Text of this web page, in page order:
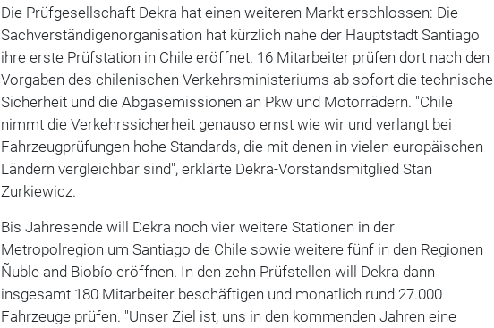
Die Prüfgesellschaft Dekra hat einen weiteren Markt erschlossen: Die
Sachverständigenorganisation hat kürzlich nahe der Hauptstadt Santiago
ihre erste Prüfstation in Chile eröffnet. 16 Mitarbeiter prüfen dort nach den
Vorgaben des chilenischen Verkehrsministeriums ab sofort die technische
Sicherheit und die Abgasemissionen an Pkw und Motorrädern. "Chile
nimmt die Verkehrssicherheit genauso ernst wie wir und verlangt bei
Fahrzeugprüfungen hohe Standards, die mit denen in vielen europäischen
Ländern vergleichbar sind", erklärte Dekra-Vorstandsmitglied Stan
Zurkiewicz.
Bis Jahresende will Dekra noch vier weitere Stationen in der
Metropolregion um Santiago de Chile sowie weitere fünf in den Regionen
Ñuble and Biobío eröffnen. In den zehn Prüfstellen will Dekra dann
insgesamt 180 Mitarbeiter beschäftigen und monatlich rund 27.000
Fahrzeuge prüfen. "Unser Ziel ist, uns in den kommenden Jahren eine